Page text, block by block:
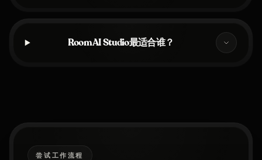
Room AI Studio最适合谁？
尝试工作流程